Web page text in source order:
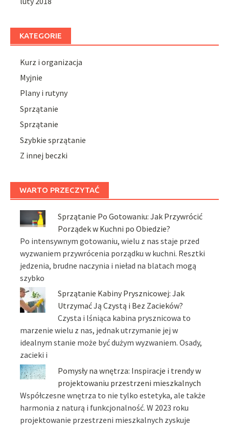
KATEGORIE
Kurz i organizacja
Myjnie
Plany i rutyny
Sprzątanie
Sprzątanie
Szybkie sprzątanie
Z innej beczki
WARTO PRZECZYTAĆ
Sprzątanie Po Gotowaniu: Jak Przywrócić
Porządek w Kuchni po Obiedzie?
Po intensywnym gotowaniu, wielu z nas staje przed
wyzwaniem przywrócenia porządku w kuchni. Resztki
jedzenia, brudne naczynia i nieład na blatach mogą
szybko
Sprzątanie Kabiny Prysznicowej: Jak
Utrzymać Ją Czystą i Bez Zacieków?
Czysta i lśniąca kabina prysznicowa to
marzenie wielu z nas, jednak utrzymanie jej w
idealnym stanie może być dużym wyzwaniem. Osady,
zacieki i
Pomysły na wnętrza: Inspiracje i trendy w
projektowaniu przestrzeni mieszkalnych
Współczesne wnętrza to nie tylko estetyka, ale także
harmonia z naturą i funkcjonalność. W 2023 roku
projektowanie przestrzeni mieszkalnych zyskuje